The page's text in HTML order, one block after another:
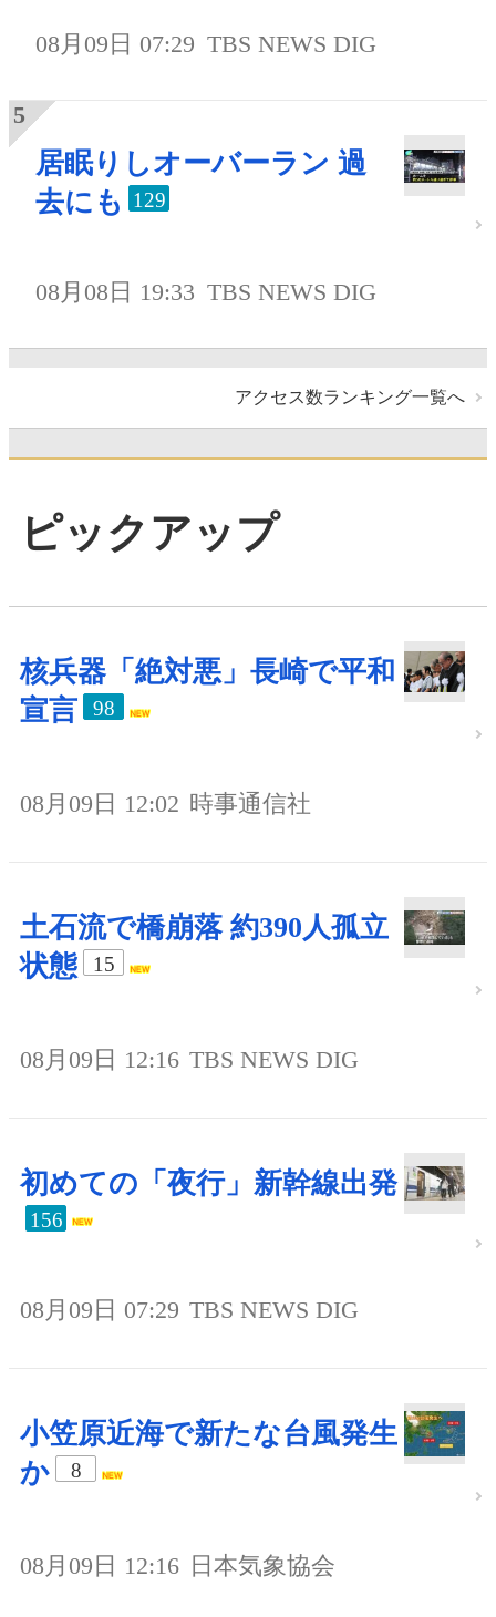
08月09日 07:29 TBS NEWS DIG
居眠りしオーバーラン 過
去にも
129
08月08日 19:33 TBS NEWS DIG
アクセス数ランキング一覧へ
ピックアップ
核兵器「絶対悪」長崎で平和
宣言
98
08月09日 12:02 時事通信社
土石流で橋崩落 約390人孤立
状態
15
08月09日 12:16 TBS NEWS DIG
初めての「夜行」新幹線出発
156
08月09日 07:29 TBS NEWS DIG
小笠原近海で新たな台風発生
か
8
08月09日 12:16 日本気象協会